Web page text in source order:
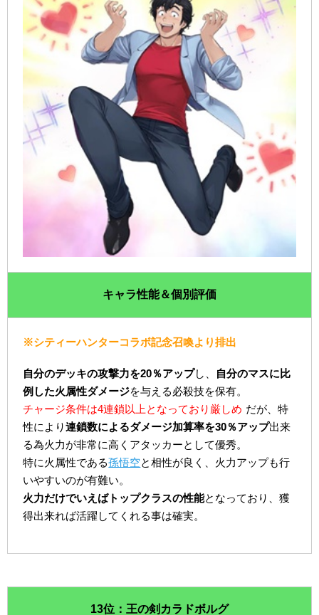
キャラ性能＆個別評価
※シティーハンターコラボ記念召喚より排出
自分のデッキの攻撃力を20％アップし、 自分のマスに比
例した火属性ダメージを与える必殺技を保有。
チャージ条件は4連鎖以上となっており厳しめ だが、特
性により連鎖数によるダメージ加算率を30％アップ出来
る為火力が非常に高くアタッカーとして優秀。
特に火属性である孫悟空と相性が良く、火力アップも行
いやすいのが有難い。
火力だけでいえばトップクラスの性能となっており、獲
得出来れば活躍してくれる事は確実。
13位：王の剣カラドボルグ